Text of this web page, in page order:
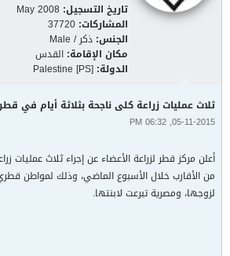
تاريخ التسجيل: May 2008
المشاركات: 37720
الجنس: ذكر / Male
مكان الإقامة: القدس
الدولة: Palestine [PS]
ثلاث عمليات زراعة كلى ناجحة بثلاثة أيام في
05-11-2015, 06:32 PM
أعلن مركز قطر لزراعة الأعضاء عن إجراء ثلاث عمليات
من الأقارب خلال الأسبوع الماضي، وذلك لمواطن
لزوجها، ومصرية تبرعت لابنتها.